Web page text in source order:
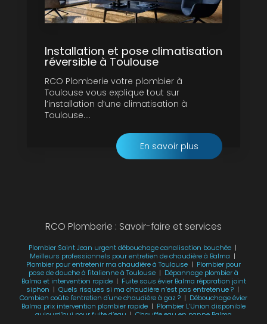
Installation et pose climatisation
réversible à Toulouse
RCO Plomberie votre plombier à
Toulouse vous explique tout sur
l’installation d’une climatisation à
Toulouse....
En savoir plus
RCO Plomberie : Savoir-faire et services
Plombier Saint Jean urgent débouchage canalisation bouchée |
Meilleurs professionnels pour entretien de chaudière à Balma |
Plombier pour entretenir ma chaudière à Toulouse | Plombier pour
pose de douche à l'italienne à Toulouse | Dépannage plombier à
Balma et intervention rapide| Fuite sous évier Balma réparation joint
siphon | Quels risques si ma chaudière n’est pas entretenue ? |
Combien coûte l'entretien d'une chaudière à gaz ? | Débouchage évier
Balma prix intervention plombier rapide | Plombier L’Union disponible
aujourd’hui pour fuite d’eau | Chauffe eau en panne Balma